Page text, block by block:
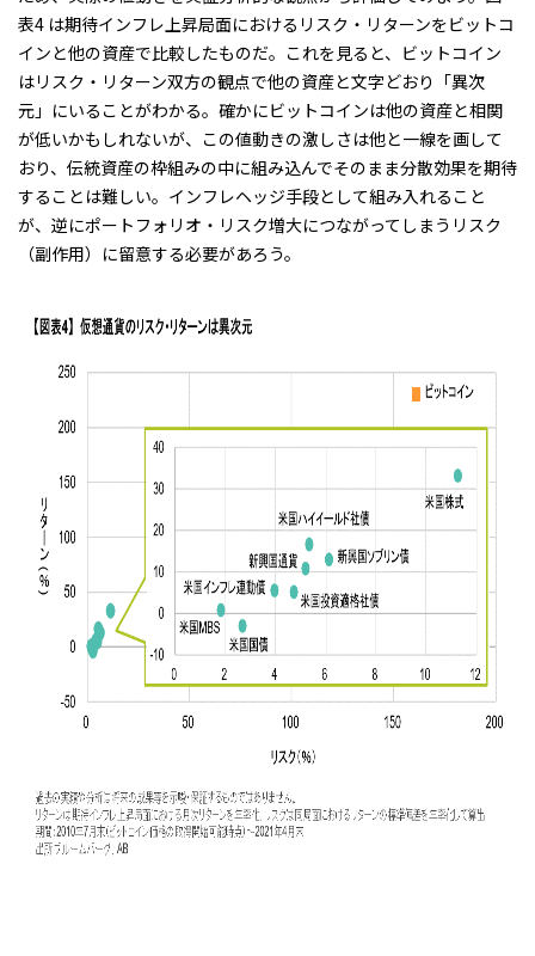
表4 は期待インフレ上昇局面におけるリスク・リターンをビットコ
インと他の資産で比較したものだ。これを見ると、ビットコイン
はリスク・リターン双方の観点で他の資産と文字どおり「異次
元」にいることがわかる。確かにビットコインは他の資産と相関
が低いかもしれないが、この値動きの激しさは他と一線を画して
おり、伝統資産の枠組みの中に組み込んでそのまま分散効果を期待
することは難しい。インフレヘッジ手段として組み入れること
が、逆にポートフォリオ・リスク増大につながってしまうリスク
（副作用）に留意する必要があろう。